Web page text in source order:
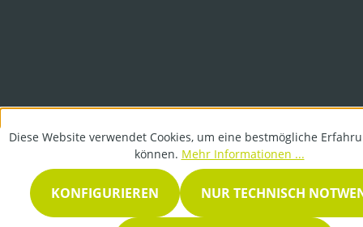
Diese Website verwendet Cookies, um eine bestmögliche
können. Mehr Informationen ...
NUR TECHNISCH
KONFIGURIEREN